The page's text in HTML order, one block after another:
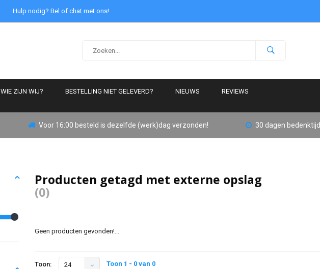
Hulp nodig? Bel of chat met ons!
WIE ZIJN WIJ? BESTELLING NIET GELEVERD? NIEUWS REVIEWS
Voor 16:00 besteld is dezelfde (werk)dag verzonden! 30 dagen bedenktijd
Producten getagd met externe opslag
(0)
Geen producten gevonden!...
Toon: 24 Toon 1 - 0 van 0